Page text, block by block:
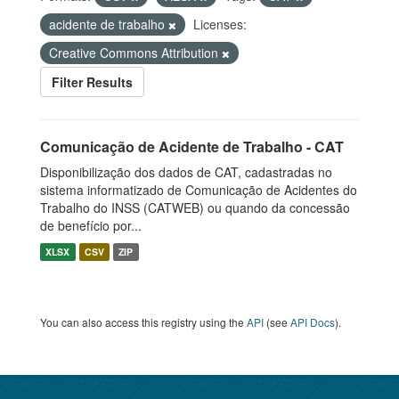
acidente de trabalho
Licenses:
Creative Commons Attribution
Filter Results
Comunicação de Acidente de Trabalho - CAT
Disponibilização dos dados de CAT, cadastradas no
sistema informatizado de Comunicação de Acidentes do
Trabalho do INSS (CATWEB) ou quando da concessão
de benefício por...
XLSX CSV ZIP
You can also access this registry using the API (see API Docs).